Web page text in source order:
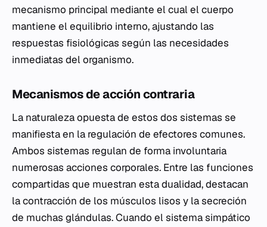
mecanismo principal mediante el cual el cuerpo
mantiene el equilibrio interno, ajustando las
respuestas fisiológicas según las necesidades
inmediatas del organismo.
Mecanismos de acción contraria
La naturaleza opuesta de estos dos sistemas se
manifiesta en la regulación de efectores comunes.
Ambos sistemas regulan de forma involuntaria
numerosas acciones corporales. Entre las funciones
compartidas que muestran esta dualidad, destacan
la contracción de los músculos lisos y la secreción
de muchas glándulas. Cuando el sistema simpático